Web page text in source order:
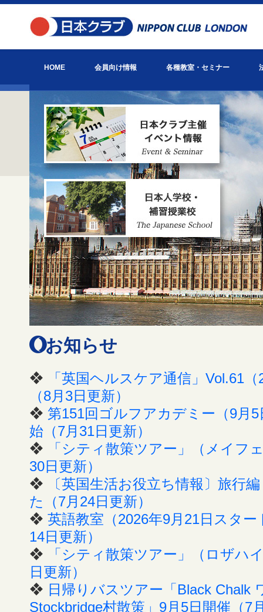
HOME 会員向け情報
日本クラブ主催イベント情報
会報「びっぐべん」
英国ヘルスケア通信
日本クラブとは？
各種教室・セミナー
英語教室
ゴルフアカデミー
会員主催教室・セミナー
お知らせ
❖
「英国ヘルスケア通信」Vol.61
（8月3日更新）
❖ 第151回ゴルフアカデミー（9月
始（7月31日更新）
❖
「シティ散策ツアー」（メイフ
30日更新）
❖
〔英国生活お役立ち情報〕旅行
た（7月24日更新）
❖ 英語教室（2026年9月21日スタ
14日更新）
❖
「シティ散策ツアー」（ロザハ
日更新）
❖ 日帰りバスツアー「Black Chalk
Stockbridge村散策」9月5日開催（7